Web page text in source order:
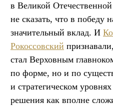
в Великой
не сказать, что в победу
значительный вклад. И
Рокоссовский
стал Верховным
по форме, но и по
и стратегическом
решения как вполне